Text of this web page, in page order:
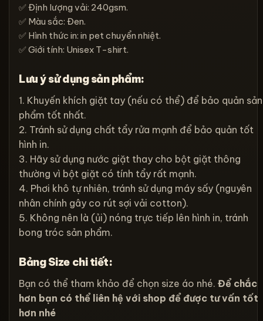
✅ Định lượng vải: 240gsm.
✅ Màu sắc: Đen.
✅ Hình thức in: in pet chuyển nhiệt.
✅ Giới tính: Unisex T-shirt.
Lưu ý sử dụng sản phẩm:
1. Khuyến khích giặt tay (nếu có thể) để bảo quản sản
phẩm tốt nhất.
2. Tránh sử dụng chất tẩy rửa mạnh để bảo quản tốt
hình in.
3. Hãy sử dụng nước giặt thay cho bột giặt thông
thường vì bột giặt có tính tẩy rất mạnh.
4. Phơi khô tự nhiên, tránh sử dụng máy sấy (nguyên
nhân chính gây co rút sợi vải cotton).
5. Không nên là (ủi) nóng trực tiếp lên hình in, tránh
bong tróc sản phẩm.
Bảng Size chi tiết:
Bạn có thể tham khảo để chọn size áo nhé. Để chắc
hơn bạn có thể liên hệ với shop để được tư vấn tốt
hơn nhé